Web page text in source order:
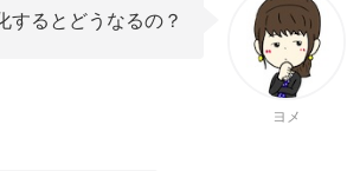
するとどうなるの？
ヨメ